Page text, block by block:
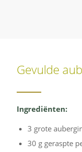
Gevulde
Ingrediënten:
3 grote
30 g geraspte